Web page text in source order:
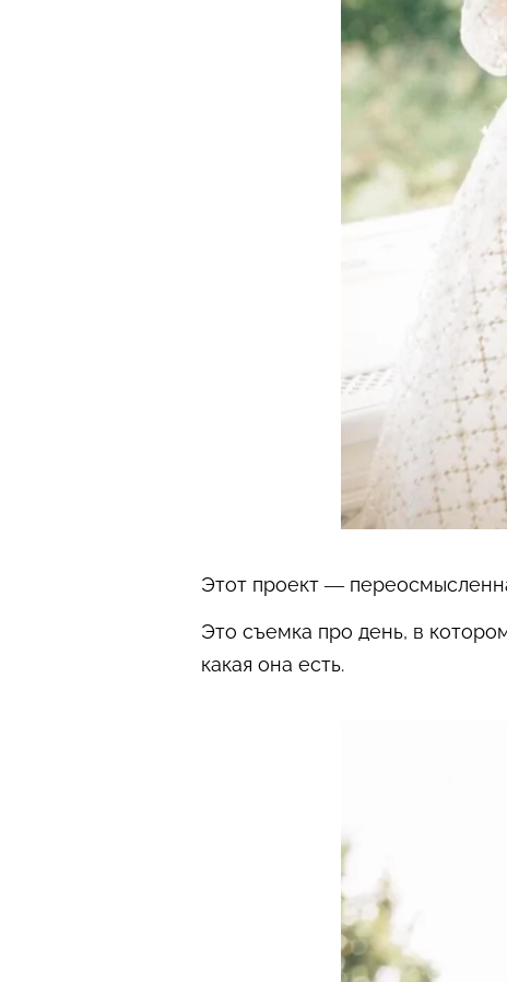
Этот проект —
Это съемка про день, в
какая она есть.